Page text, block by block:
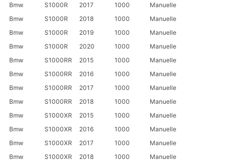
Bmw
S1000R 2017 1000
Manuelle
Bmw
S1000R 2018 1000
Manuelle
Bmw
S1000R 2019 1000
Manuelle
Bmw
S1000R 2020 1000
Manuelle
Bmw
S1000RR 2015 1000
Manuelle
Bmw
S1000RR 2016 1000
Manuelle
Bmw
S1000RR 2017 1000
Manuelle
Bmw
S1000RR 2018 1000
Manuelle
Bmw
S1000XR 2015 1000
Manuelle
Bmw
S1000XR 2016 1000
Manuelle
Bmw
S1000XR 2017 1000
Manuelle
Bmw
S1000XR 2018 1000
Manuelle